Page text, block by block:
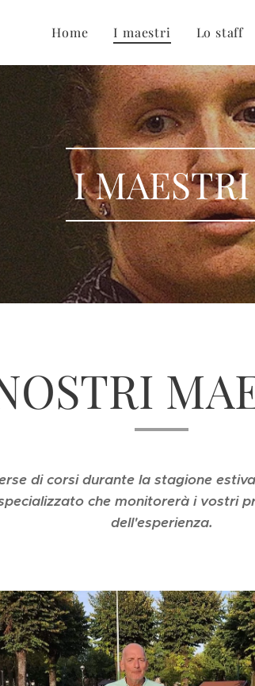
Home I maestri Lo staff
I MAESTRI
di corsi durante la stagione
che monitorerà i vostri
dell'esperienza.